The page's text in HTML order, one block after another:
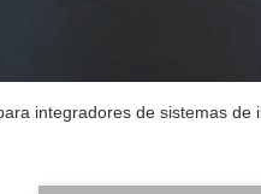
integradores de sistemas